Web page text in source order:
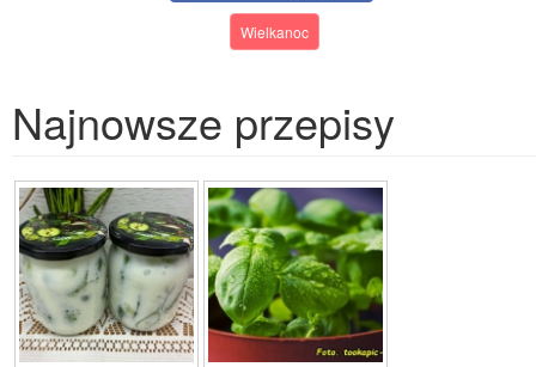
Wielkanoc
Najnowsze przepisy